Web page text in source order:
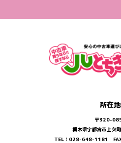
所在地
〒320-
栃木県宇都宮市上欠
TEL：028-648-1181